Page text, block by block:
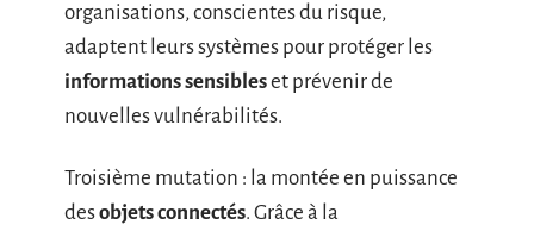
organisations, conscientes du risque,
adaptent leurs systèmes pour protéger les
informations sensibleset prévenir de
nouvelles vulnérabilités.
Troisième mutation : la montée en puissance
desobjets connectés. Grâce à la